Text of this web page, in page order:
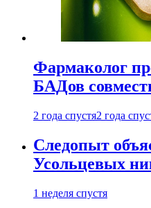
Фармаколог
БАДов
2 года спустя2 года
Следопыт
Усольцевых
1 неделя спустя